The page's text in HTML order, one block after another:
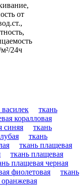
от
24ч
ткань
коралловая
синяя
ткань
ткань
ткань плащевая
ткань плащевая
плащевая черная
фиолетовая
ткань